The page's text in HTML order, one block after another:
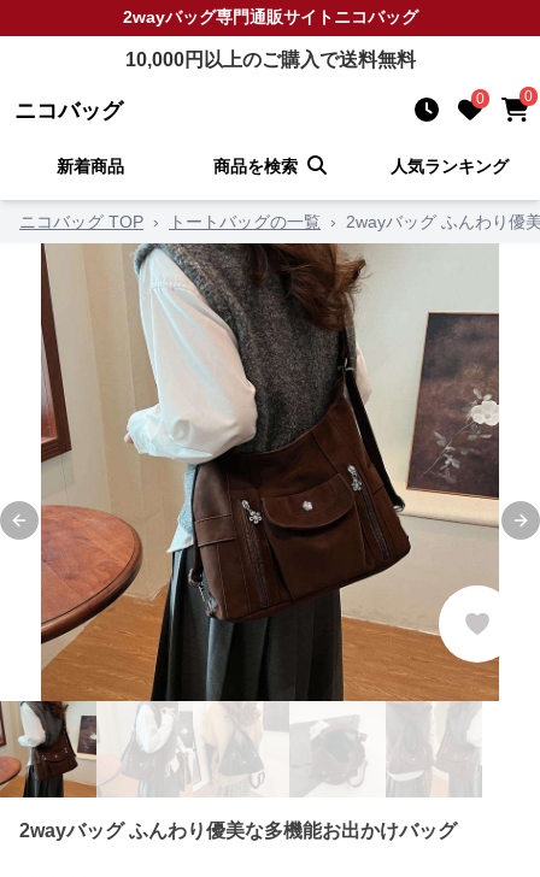
2wayバッグ専門通販サイトニコバッグ
10,000円以上のご購入で送料無料
ニコバッグ 0 0
新着商品 商品を検索 人気ランキング
ニコバッグ TOP › トートバッグの一覧 › 2wayバッグ ふんわり優
Previous slide
2wayバッグ ふんわり優美な多機能お出かけバッグ